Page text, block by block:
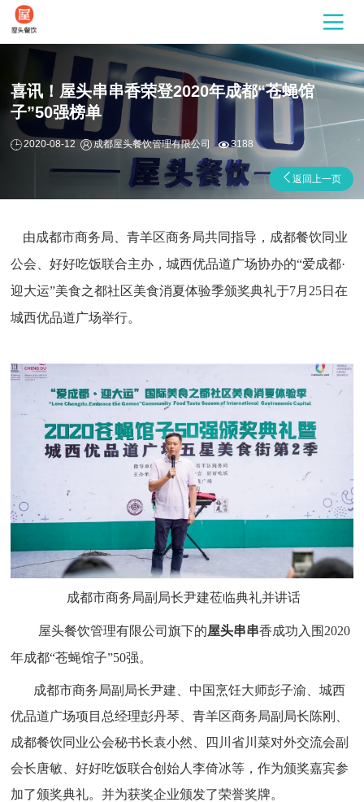
返回上一页
喜讯！屋头串串香荣登2020年成都“苍蝇馆
子”50强榜单
2020-08-12 成都屋头餐饮管理有限公司 3188
由成都市商务局、青羊区商务局共同指导，成都餐饮同业
公会、好好吃饭联合主办，城西优品道广场协办的“爱成都·
迎大运”美食之都社区美食消夏体验季颁奖典礼于7月25日在
城西优品道广场举行。
成都市商务局副局长尹建莅临典礼并讲话
屋头餐饮管理有限公司旗下的屋头串串香成功入围2020
年成都“苍蝇馆子”50强。
成都市商务局副局长尹建、中国烹饪大师彭子渝、城西
优品道广场项目总经理彭丹琴、青羊区商务局副局长陈刚、
成都餐饮同业公会秘书长袁小然、四川省川菜对外交流会副
会长唐敏、好好吃饭联合创始人李倚冰等，作为颁奖嘉宾参
加了颁奖典礼。并为获奖企业颁发了荣誉奖牌。